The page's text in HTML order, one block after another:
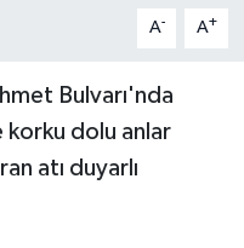
A- A+
Bulvarı'nda
korku dolu anlar
atı duyarlı